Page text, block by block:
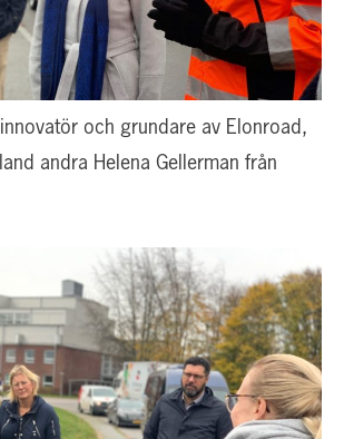
och grundare av Elonroad,
andra Helena Gellerman från